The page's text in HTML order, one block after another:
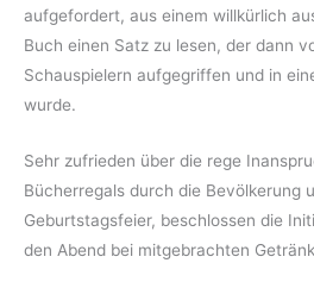
aufgefordert, aus einem willkürlich
Buch einen Satz zu lesen, der dann
Schauspielern aufgegriffen und in
wurde.
Sehr zufrieden über die rege
Bücherregals durch die Bevölkerung
Geburtstagsfeier, beschlossen die
den Abend bei mitgebrachten